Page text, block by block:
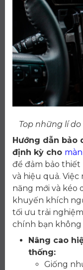
Top những lí
Hướng dẫn bảo
định kỳ cho
để đảm bảo thiết
và hiệu quả.
năng mới và kéo
khuyến khích
tối ưu trải
chính bạn không
Nâng cao
thống:
Giống